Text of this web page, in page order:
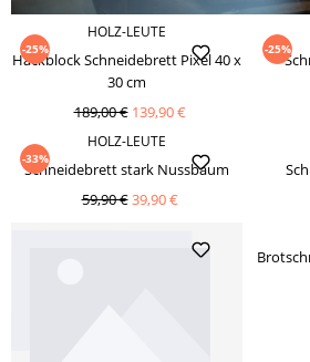
-25%
HOLZ-LEUTE
Hackblock Schneidebrett Pixel 40 x
30 cm
189,00 € 139,90 €
-25%
-33%
HOLZ-LEUTE
Schneidebrett stark Nussbaum
59,90 €39,90 €